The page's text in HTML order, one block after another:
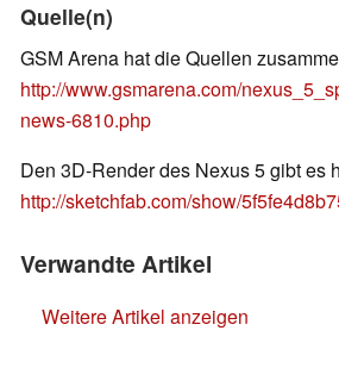
Quelle(n)
GSM Arena hat die Quellen
http://www.gsmarena.com/
news-6810.php
Den 3D-Render des Nexus 5 gibt es
http://sketchfab.com/show/
Verwandte Artikel
Weitere Artikel anzeigen